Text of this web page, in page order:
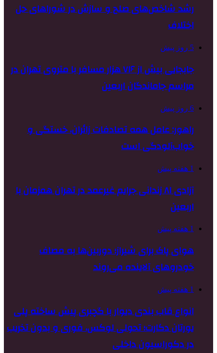
رشد شاخص‌های صلح و سازش در شوراهای حل
اختلاف
5 روز پیش
جابجایی بیش از ۷۱۶ هزار مسافر با متروی تهران در
مراسم جاماندگان اربعین
6 روز پیش
راهور: عامل همه تصادفات زائران، خستگی و
خواب‌آلودگی است
1 هفته پیش
آزادی ۸۱ زندانی جرایم غیرعمد در تهران همزمان با
اربعین
1 هفته پیش
هوای پاک برای شیراز؛ دوربین‌ها به مصاف
خودروهای آلاینده می‌روند
1 هفته پیش
انواع قاب بندی دیوار با گچبری پیش ساخته پلی
یورتان دکارت؛ تحولی لوکس، فوری و بدون تخریب
در دکوراسیون داخلی